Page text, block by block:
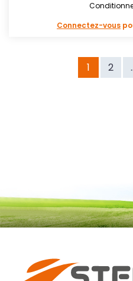
Connectez-vous
1 2